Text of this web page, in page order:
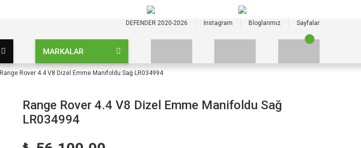
DEFENDER 2020-2026 Instagram Bloglarımız Sayfalar
MARKALAR
Range Rover 4.4 V8 Dizel Emme Manifoldu Sağ LR034994
Range Rover 4.4 V8 Dizel Emme Manifoldu Sağ
LR034994